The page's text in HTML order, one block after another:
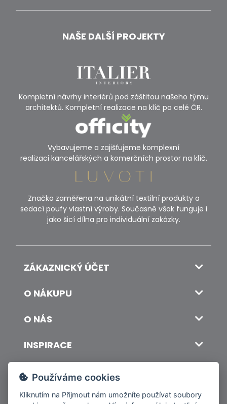
NAŠE DALŠÍ PROJEKTY
Kompletní návrhy interiérů pod záštitou našeho týmu
architektů. Kompletní realizace na klíč po celé ČR.
Vybavujeme a zajišťujeme komplexní
realizaci kancelářských a komerčních prostor na klíč.
Značka zaměřena na unikátní textilní produkty a
sedací poufy vlastní výroby. Současně však funguje i
jako šicí dílna pro individuální zakázky.
ZÁKAZNICKÝ ÚČET
O NÁKUPU
O NÁS
INSPIRACE
DOPRAVA A PLATBA
Používáme cookies
Kliknutím na Přijmout nám umožníte používat soubory